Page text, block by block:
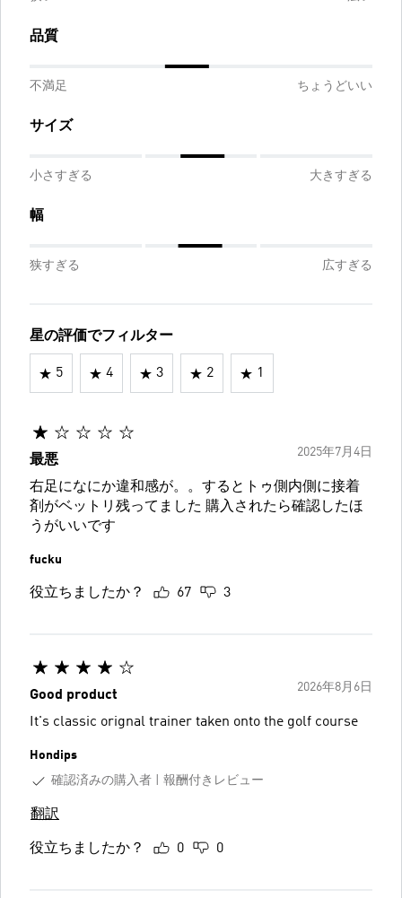
品質
不満足 ちょうどいい
サイズ
小さすぎる 大きすぎる
幅
狭すぎる 広すぎる
星の評価でフィルター
5 4 3 2 1
2025年7月4日
最悪
右足になにか違和感が。。するとトゥ側内側に接着
剤がベットリ残ってました 購入されたら確認したほ
うがいいです
fucku
役立ちましたか？ 67 3
2026年8月6日
Good product
It's classic orignal trainer taken onto the golf course
Hondips
確認済みの購入者
報酬付きレビュー
翻訳
役立ちましたか？ 0 0